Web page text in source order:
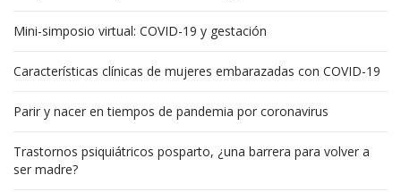
Mini-simposio virtual: COVID-19 y gestación
Características clínicas de mujeres embarazadas con COVID-19
Parir y nacer en tiempos de pandemia por coronavirus
Trastornos psiquiátricos posparto, ¿una barrera para volver a
ser madre?